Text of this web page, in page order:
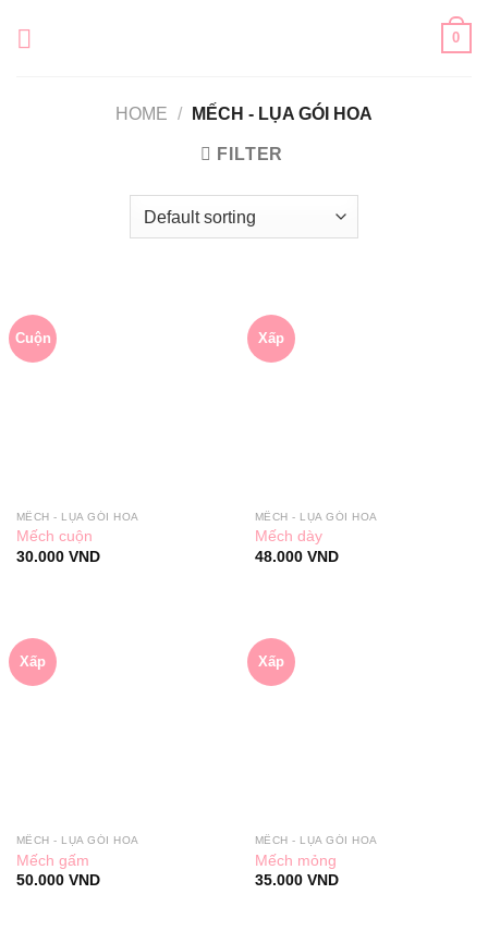
0
HOME / MẾCH - LỤA GÓI HOA
FILTER
Cuộn
MẾCH - LỤA GÓI HOA
Mếch cuộn
30.000 VND
Xấp
MẾCH - LỤA GÓI HOA
Mếch dày
48.000 VND
Xấp
MẾCH - LỤA GÓI HOA
Mếch gấm
50.000 VND
Xấp
MẾCH - LỤA GÓI HOA
Mếch mỏng
35.000 VND